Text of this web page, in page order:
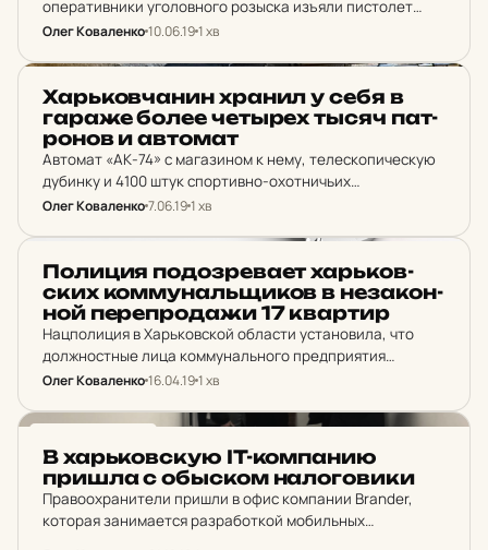
оперативники уголовного розыска изъяли пистолет
«Carrera» RS-30 с признаками переделки из стартового
разрушительного действия и 5 патронов…
Олег Коваленко10.06.191 хв
Харь­ков­ча­нин хранил у себя в
гараже более чет­ырех тысяч пат­
ро­нов и ав­то­мат
Автомат «АК-74» с магазином к нему, телескопическую
дубинку и 4100 штук спортивно-охотничьих
мелкокалиберных патронов калибра 5,6 мм хранил в
Олег Коваленко7.06.191 хв
По­ли­ция по­доз­ре­ва­ет харь­ков­
ских ком­му­наль­щи­ков в не­за­кон­
ной пе­реп­ро­да­жи 17 квар­тир
Нацполиция в Харьковской области установила, что
должностные лица коммунального предприятия
«Харьковжилстрой» присвоили 17 квартир, которые
перепродали.
Олег Коваленко16.04.191 хв
В харь­ков­скую IT-ком­па­нию
пришла с об­ыском на­ло­го­ви­ки
Правоохранители пришли в офис компании Brander,
которая занимается разработкой мобильных